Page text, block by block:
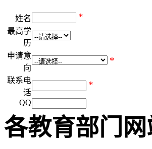
姓名 *
最高学
历
申请意
向
*
联系电
话
*
QQ
各教育部门